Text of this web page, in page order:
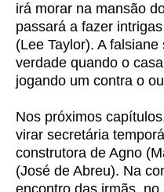
irá morar na mansão
passará a fazer
(Lee Taylor). A
verdade quando o
jogando um contra o
Nos próximos
virar secretária
construtora de Agno
(José de Abreu). Na
encontro das irmãs,